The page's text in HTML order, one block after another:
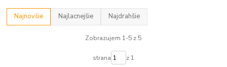
Najnovšie Najlacnejšie Najdrahšie
Zobrazujem 1-5 z 5
strana z 1